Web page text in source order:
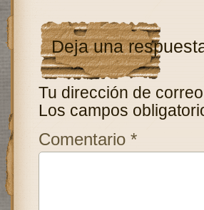
Deja una
Tu dirección de
Los campos
Comentario *